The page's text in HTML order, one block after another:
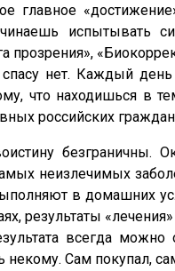
главное
испытывать
нет. Каждый
что находишься в
российских
безграничны.
неизлечимых
в домашних
результаты
всегда
Сам покупал,